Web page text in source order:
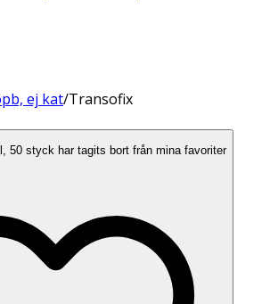
ej kat/Transofix
50 styck har tagits bort från mina favoriter